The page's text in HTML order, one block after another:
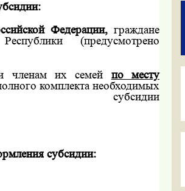
Федерации,граждане
(предусмотрено
и членам их семей по месту
комплекта необходимых
субсидии
субсидии: